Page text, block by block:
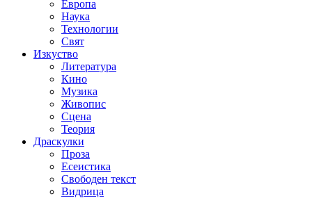
Европа
Наука
Технологии
Свят
Изкуство
Литература
Кино
Музика
Живопис
Сцена
Теория
Драскулки
Проза
Есеистика
Свободен текст
Видрица